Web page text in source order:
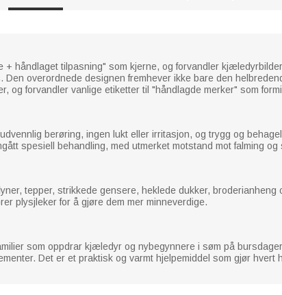
håndlaget tilpasning" som kjerne, og forvandler
overordnede designen fremhever ikke bare den
og forvandler vanlige etiketter til "håndlagde merker" som
berøring, ingen lukt eller irritasjon, og trygg og
spesiell behandling, med utmerket motstand mot falming og
tepper, strikkede gensere, heklede dukker,
plysjleker for å gjøre dem mer minneverdige.
som oppdrar kjæledyr og nybegynnere i søm på
Det er et praktisk og varmt hjelpemiddel som gjør